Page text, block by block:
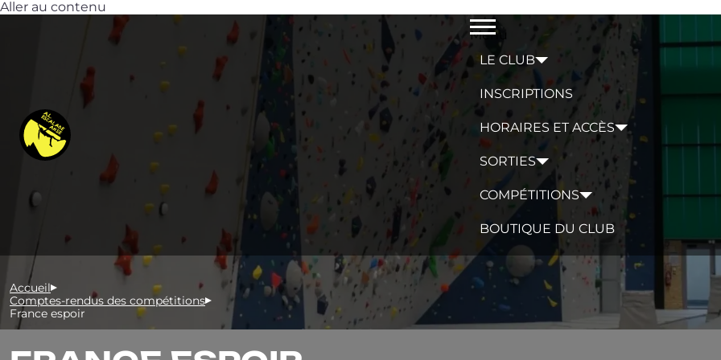
Aller au contenu
Menu
LE CLUB
INSCRIPTIONS
HORAIRES ET ACCÈS
SORTIES
COMPÉTITIONS
BOUTIQUE DU CLUB
Accueil
Comptes-rendus des compétitions
France espoir